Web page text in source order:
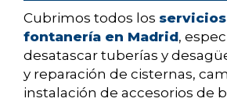
Cubrimos todos los
fontanería en Madrid,
desatascar tuberías y
y reparación de cisternas,
instalación de accesorios de